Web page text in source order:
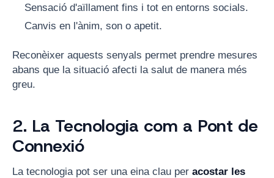
Sensació d'aïllament fins i tot en entorns socials.
Canvis en l'ànim, son o apetit.
Reconèixer aquests senyals permet prendre mesures
abans que la situació afecti la salut de manera més
greu.
2. La Tecnologia com a Pont de
Connexió
La tecnologia pot ser una eina clau per acostar les